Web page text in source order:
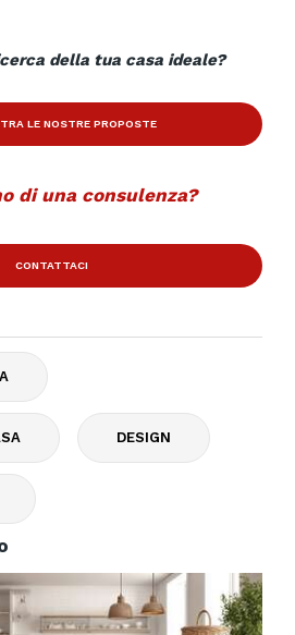
della tua casa ideale?
LE NOSTRE PROPOSTE
di una consulenza?
CONTATTACI
DESIGN